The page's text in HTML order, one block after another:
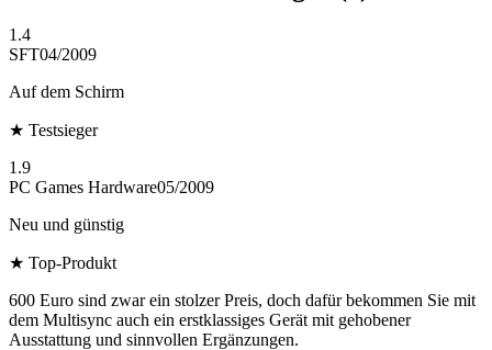
1.4
SFT04/2009
Auf dem Schirm
★ Testsieger
1.9
PC Games Hardware05/2009
Neu und günstig
★ Top-Produkt
600 Euro sind zwar ein stolzer Preis, doch dafür bekommen Sie mit
dem Multisync auch ein erstklassiges Gerät mit gehobener
Ausstattung und sinnvollen Ergänzungen.